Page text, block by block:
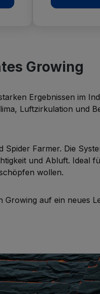
Growing
Ergebnissen im
Luftzirkulation und
Farmer. Die
und Abluft. Ideal
wollen.
auf ein neues